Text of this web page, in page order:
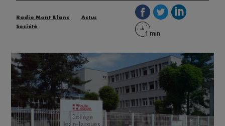
Radio Mont Blanc
Actus
Société